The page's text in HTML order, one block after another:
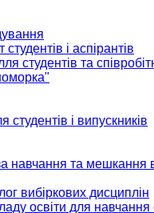
і аспірантів
студентів та
і випускників
навчання та мешкання
вибіркових дисциплін
освіти для